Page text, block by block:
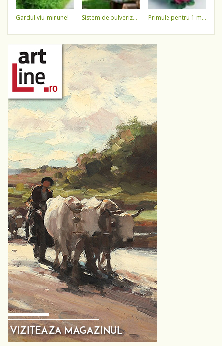
gardul viu-minune! sistem de pulverizare a apei primule pentru 1 martie 3,5 lei / ghiveci !!!!